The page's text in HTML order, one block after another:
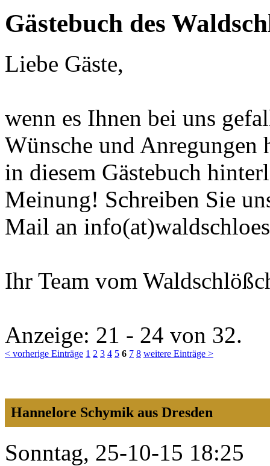
Gästebuch des
Liebe Gäste,
wenn es Ihnen bei uns
Wünsche und Anregungen
in diesem Gästebuch
Meinung! Schreiben Sie
Mail an
Ihr Team vom
Anzeige: 21 - 24 von 32.
< vorherige Einträge 1 2 3 4 5 6 7 8 weitere Einträge >
Hannelore Schymik aus Dresden
Sonntag, 25-10-15 18:25